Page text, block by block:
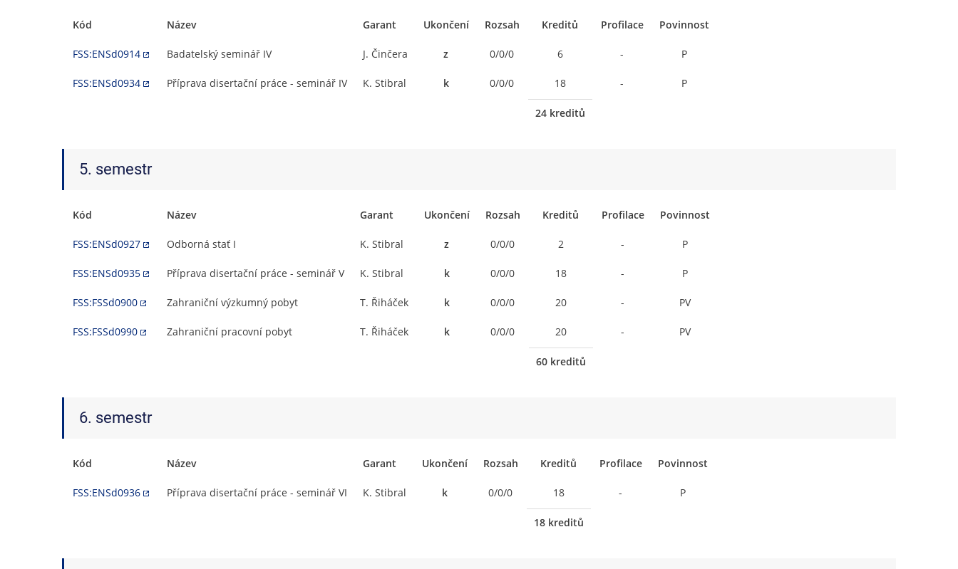
Kód Název Garant Ukončení Rozsah Kreditů Profilace Povinnost
FSS:ENSd0914 Badatelský seminář IV J. Činčera z 0/0/0 6 - P
FSS:ENSd0934 Příprava disertační práce - seminář IV K. Stibral k 0/0/0 18 - P
24 kreditů
5. semestr
Kód Název Garant Ukončení Rozsah Kreditů Profilace Povinnost
FSS:ENSd0927 Odborná stať I K. Stibral z 0/0/0 2 - P
FSS:ENSd0935 Příprava disertační práce - seminář V K. Stibral k 0/0/0 18 - P
FSS:FSSd0900 Zahraniční výzkumný pobyt T. Řiháček k 0/0/0 20 - PV
FSS:FSSd0990 Zahraniční pracovní pobyt T. Řiháček k 0/0/0 20 - PV
60 kreditů
6. semestr
Kód Název Garant Ukončení Rozsah Kreditů Profilace Povinnost
FSS:ENSd0936 Příprava disertační práce - seminář VI K. Stibral k 0/0/0 18 - P
18 kreditů